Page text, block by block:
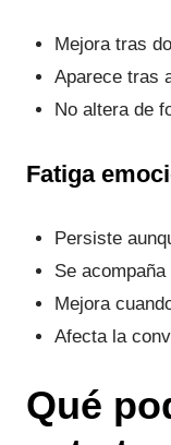
Mejora tras
Aparece tras
No altera de
Fatiga
Persiste
Se
Mejora
Afecta la
Qué